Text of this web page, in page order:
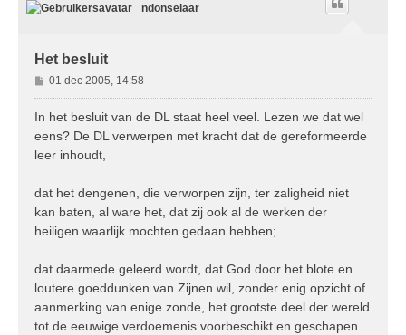
ndonselaar
Het besluit
B
e
h
01 dec 2005, 14:58
In het besluit van de DL staat heel veel. Lezen we dat wel
eens? De DL verwerpen met kracht dat de gereformeerde
leer inhoudt,
dat het dengenen, die verworpen zijn, ter zaligheid niet
kan baten, al ware het, dat zij ook al de werken der
heiligen waarlijk mochten gedaan hebben;
dat daarmede geleerd wordt, dat God door het blote en
loutere goeddunken van Zijnen wil, zonder enig opzicht of
aanmerking van enige zonde, het grootste deel der wereld
tot de eeuwige verdoemenis voorbeschikt en geschapen